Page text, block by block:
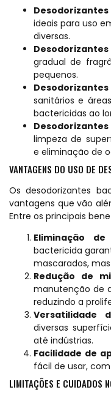
ideais para uso
diversas.
gradual de
pequenos.
sanitários e
bactericidas ao
limpeza de
e eliminação de
VANTAGENS DO USO DE
Os desodorizantes
vantagens que vão
Entre os principais
Eliminação
bactericida
mascarados,
Redução de
manutenção de
reduzindo a
Versatilidade
diversas
até indústrias.
Facilidade de
fácil de usar,
LIMITAÇÕES E CUIDADOS